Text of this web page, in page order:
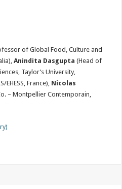
of Global Food, Culture and
Anindita Dasgupta(Head of
Taylor’s University,
EHESS, France), Nicolas
– Montpellier Contemporain,